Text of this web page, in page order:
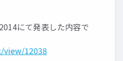
にて発表した内容で
12038